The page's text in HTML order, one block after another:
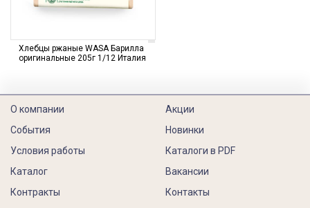
Хлебцы ржаные WASA Барилла
оригинальные 205г 1/12 Италия
О компании
События
Условия работы
Каталог
Контракты
Акции
Новинки
Каталоги в PDF
Вакансии
Контакты